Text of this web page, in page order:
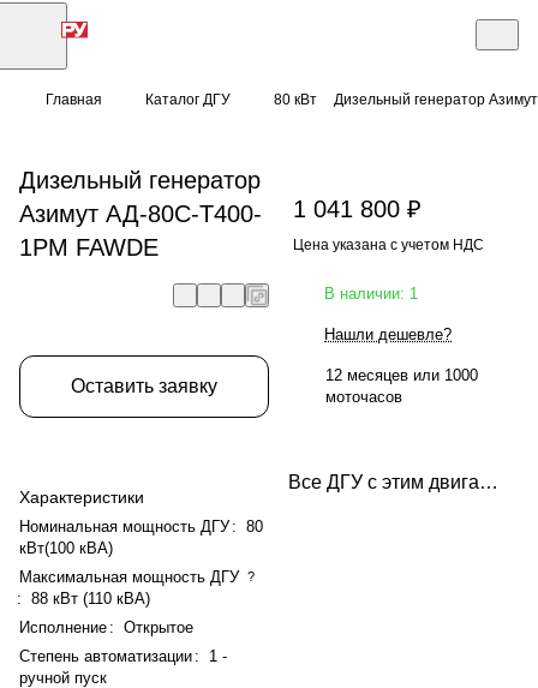
Главная Каталог ДГУ 80 кВт Дизельный генератор
Дизельный генератор
Азимут АД-80С-Т400-
1РМ FAWDE
Оставить заявку
Характеристики
Номинальная мощность ДГУ : 80
кВт(100 кВА)
Максимальная мощность ДГУ ?
: 88 кВт (110 кВА)
Исполнение : Открытое
Степень автоматизации :
1 -
ручной пуск
1 041 800 ₽
Цена указана с учетом НДС
В наличии: 1
Нашли дешевле?
12 месяцев или 1000
моточасов
Все ДГУ с этим двигателем